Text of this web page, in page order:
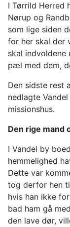
I Tørrild Herred
Nørup og
som lige siden
for her skal der
skal indvoldene
pæl med dem,
Den sidste rest
nedlagte
missionshus.
Den rige mand
I Vandel by
hemmelighed
Dette var
tog derfor hen
hvis han ikke
bad ham gå
den lave dør,